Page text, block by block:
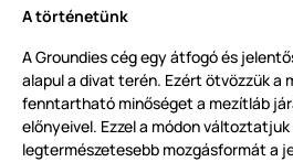
A történetünk
A Groundies cég egy átfogó és
alapul a divat terén. Ezért ötvözzük a
fenntartható minőséget a mezítláb
előnyeivel. Ezzel a módon változtatjuk
legtermészetesebb mozgásformát a